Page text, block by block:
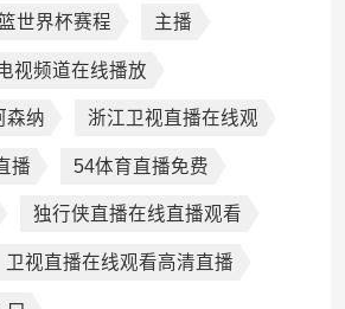
世界杯赛程 主播
视频道在线播放
森纳 浙江卫视直播在线观
播 54体育直播免费
独行侠直播在线直播观看
卫视直播在线观看高清直播